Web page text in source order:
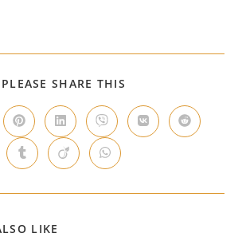
PLEASE SHARE THIS
CONTENT
Opens
in
a
new
window
Opens
in
a
new
window
Opens
in
a
new
window
Opens
in
Opens
in
Opens
in
new
Opens
in
new
Opens
in
new
LIKE